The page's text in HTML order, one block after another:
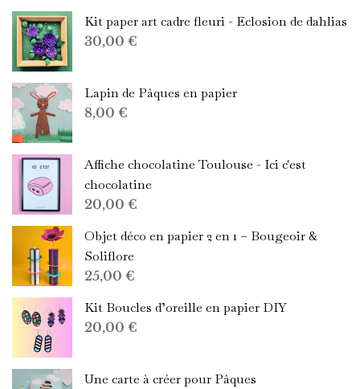
7,00 €
Kit paper art cadre fleuri - Eclosion de dahlias
30,00 €
Lapin de Pâques en papier
8,00 €
Affiche chocolatine Toulouse - Ici c'est
chocolatine
20,00 €
Objet déco en papier 2 en 1 – Bougeoir &
Soliflore
25,00 €
Kit Boucles d’oreille en papier DIY
20,00 €
Une carte à créer pour Pâques